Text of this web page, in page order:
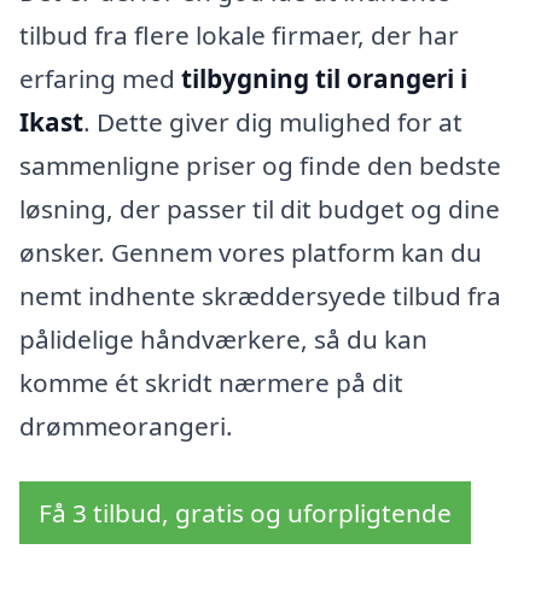
tilbud fra flere lokale firmaer, der har
erfaring med tilbygning til orangeri i
Ikast. Dette giver dig mulighed for at
sammenligne priser og finde den bedste
løsning, der passer til dit budget og dine
ønsker. Gennem vores platform kan du
nemt indhente skræddersyede tilbud fra
pålidelige håndværkere, så du kan
komme ét skridt nærmere på dit
drømmeorangeri.
Få 3 tilbud, gratis og uforpligtende